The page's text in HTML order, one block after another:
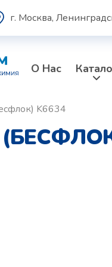
г. Москва,
О Нас
K6634